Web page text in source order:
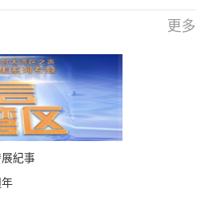
更多
紀事